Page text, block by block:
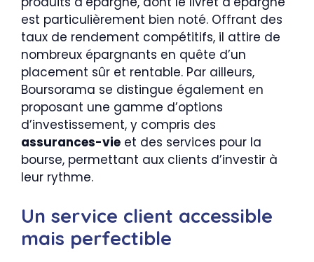
est particulièrement bien noté. Offrant des
taux de rendement compétitifs, il attire de
nombreux épargnants en quête d’un
placement sûr et rentable. Par ailleurs,
Boursorama se distingue également en
proposant une gamme d’options
d’investissement, y compris des
assurances-vie et des services pour la
bourse, permettant aux clients d’investir à
leur rythme.
Un service client accessible
mais perfectible